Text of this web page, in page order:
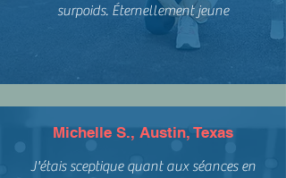
surpoids. Éternellement jeune
Michelle S., Austin, Texas
J'étais sceptique quant aux séances en